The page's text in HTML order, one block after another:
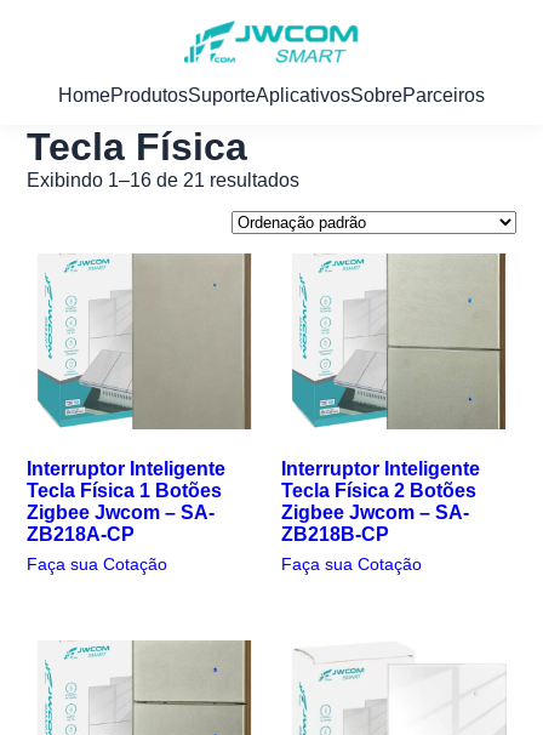
HomeProdutosSuporteAplicativosSobreParceiros
Tecla Física
Exibindo 1–16 de 21 resultados
Interruptor Inteligente
Tecla Física 1 Botões
Zigbee Jwcom – SA-
ZB218A-CP
Faça sua Cotação
Interruptor Inteligente
Tecla Física 2 Botões
Zigbee Jwcom – SA-
ZB218B-CP
Faça sua Cotação